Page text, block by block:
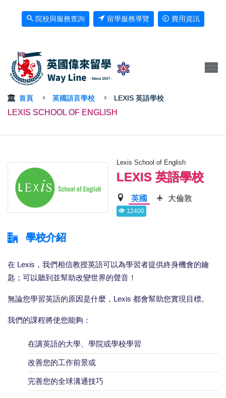
院校與服務查詢 留學服務導覽 費用資訊
首頁 英國語言學校 LEXIS 英語學校
LEXIS SCHOOL OF ENGLISH
Lexis School of English
LEXIS 英語學校
英國 大倫敦
12400
學校介紹
在 Lexis，我們相信教授英語可以為學習者提供終身機會的鑰
匙；可以聽到並幫助改變世界的聲音！
無論您學習英語的原因是什麼，Lexis 都會幫助您實現目標。
我們的課程將使您能夠：
在講英語的大學、學院或學校學習
改善您的工作前景或
完善您的全球溝通技巧